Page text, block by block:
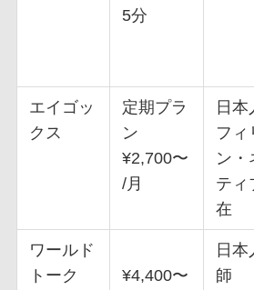
5分
エイゴッ
クス
定期プラ
ン
¥2,700〜
/月
日本
フィ
ン・
ティ
在
ワールド
トーク
¥4,400〜
日本
師